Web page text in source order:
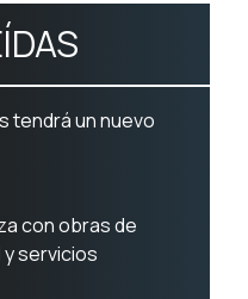
tendrá un nuevo
con obras de
servicios